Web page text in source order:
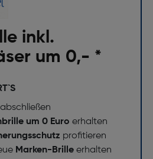
inkl.
um 0,- *
um 0 Euro erhalten
profitieren
Marken-Brille erhalten